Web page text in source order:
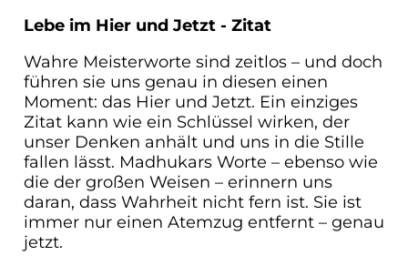
Lebe im Hier und Jetzt - Zitat
Wahre Meisterworte sind zeitlos – und doch
führen sie uns genau in diesen einen
Moment: das Hier und Jetzt. Ein einziges
Zitat kann wie ein Schlüssel wirken, der
unser Denken anhält und uns in die Stille
fallen lässt. Madhukars Worte – ebenso wie
die der großen Weisen – erinnern uns
daran, dass Wahrheit nicht fern ist. Sie ist
immer nur einen Atemzug entfernt – genau
jetzt.